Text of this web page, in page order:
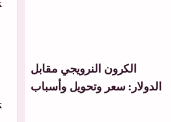
الكرون النرويجي مقابل
الدولار: سعر وتحويل وأسباب